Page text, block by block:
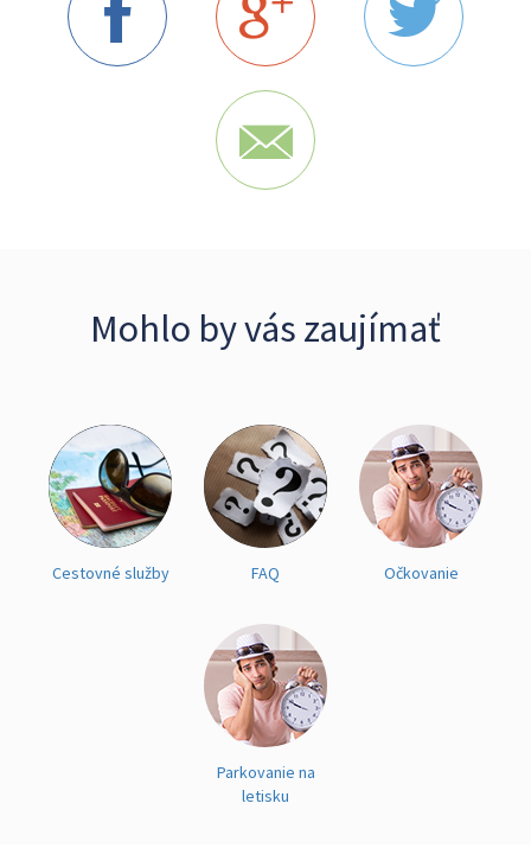
Mohlo by vás zaujímať
Cestovné služby FAQ Očkovanie
Parkovanie na
letisku